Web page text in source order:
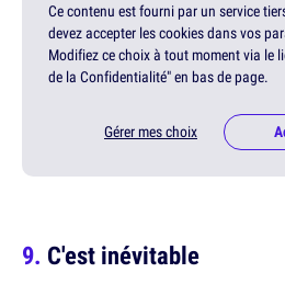
Ce contenu est fourni par un service
devez accepter les cookies dans vos
Modifiez ce choix à tout moment via le
de la Confidentialité" en bas de page.
Gérer mes choix
C'est inévitable